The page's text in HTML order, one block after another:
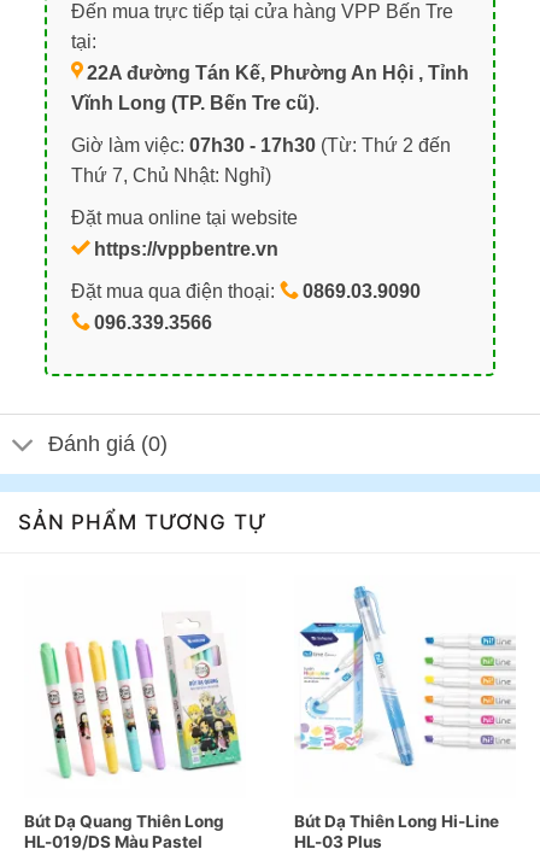
Đến mua trực tiếp tại cửa hàng VPP Bến Tre
tại:
22A đường Tán Kế, Phường An Hội , Tỉnh
Vĩnh Long (TP. Bến Tre cũ).
Giờ làm việc: 07h30 - 17h30(Từ: Thứ 2 đến
Thứ 7, Chủ Nhật: Nghỉ)
Đặt mua online tại website
https://vppbentre.vn
Đặt mua qua điện thoại:
0869.03.9090
096.339.3566
Đánh giá (0)
SẢN PHẨM TƯƠNG TỰ
Bút Dạ Quang Thiên Long
HL-019/DS Màu Pastel
Bút Dạ Thiên Long Hi-Line
HL-03 Plus